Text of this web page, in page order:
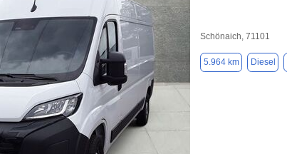
Schönaich, 71101
5.964 km Diesel